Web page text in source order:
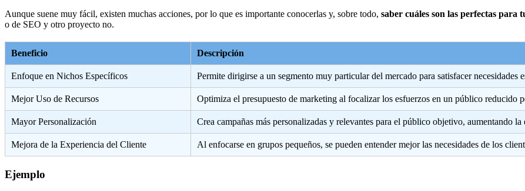
Aunque suene muy fácil, existen muchas acciones, por lo que es importante conocerlas y, sobre todo, saber cuáles son las perfectas para
o de SEO y otro proyecto no.
Beneficio Descripción
Enfoque en Nichos Específicos Permite dirigirse a un segmento muy particular del mercado para satisfacer necesidades
Mejor Uso de Recursos Optimiza el presupuesto de marketing al focalizar los esfuerzos en un público reducido
Mayor Personalización Crea campañas más personalizadas y relevantes para el público objetivo, aumentando la
Mejora de la Experiencia del Cliente Al enfocarse en grupos pequeños, se pueden entender mejor las necesidades de los
Ejemplo